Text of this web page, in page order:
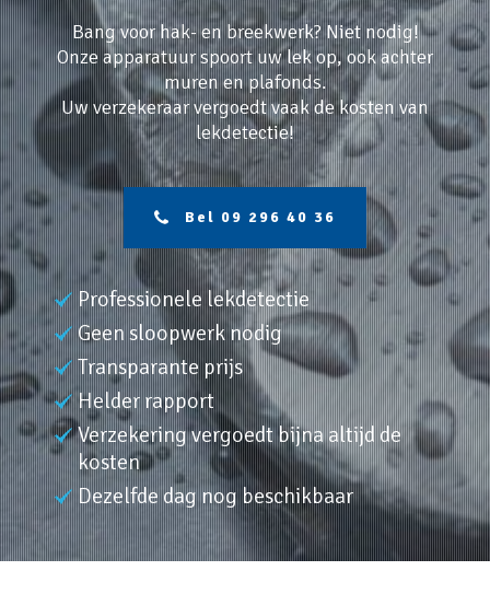
Bang voor hak- en breekwerk? Niet nodig!
Onze apparatuur spoort uw lek op, ook achter
muren en plafonds.
Uw verzekeraar vergoedt vaak de kosten van
lekdetectie!
Bel 09 296 40 36
Professionele lekdetectie
Geen sloopwerk nodig
Transparante prijs
Helder rapport
Verzekering vergoedt bijna altijd de
kosten
Dezelfde dag nog beschikbaar